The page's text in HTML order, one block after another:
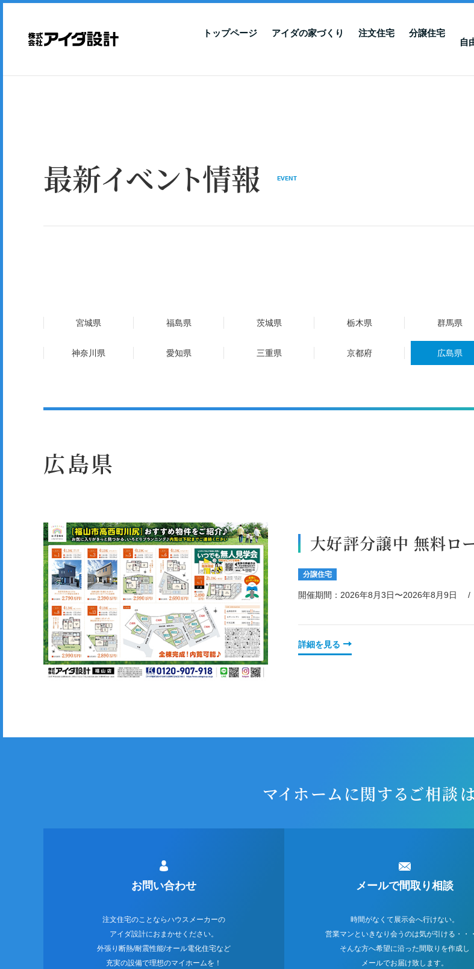
トップページ アイダの家づくり 注文住宅 分譲住宅
自
最新イベント情報 EVENT
宮城県 福島県 茨城県 栃木県 群馬県
神奈川県 愛知県 三重県 京都府 広島県
広島県
大好評分譲中 無料ロ
分譲住宅
開催期間：2026年8月3日〜2026年8月9日
詳細を見る
マイホームに関するご相談
お問い合わせ
注文住宅のことならハウスメーカーの
アイダ設計におまかせください。
外張り断熱/耐震性能/オール電化住宅など
充実の設備で理想のマイホームを！
メールで間取り相談
時間がなくて展示会へ行けない。
営業マンといきなり会うのは気が引ける・・
そんな方へ希望に沿った間取りを作成し
メールでお届け致します。